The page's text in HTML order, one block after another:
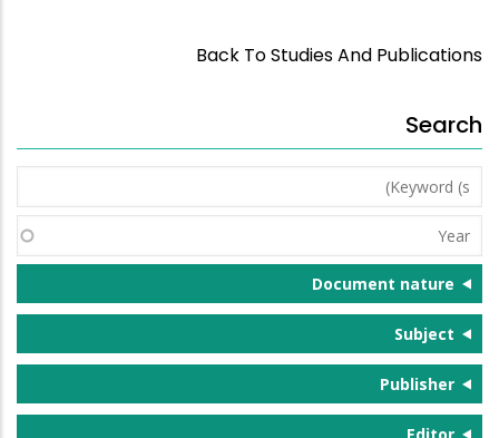
Back To Studies And Publications
Search
Keyword
(s)
Year
Document nature
Subject
Publisher
Editor